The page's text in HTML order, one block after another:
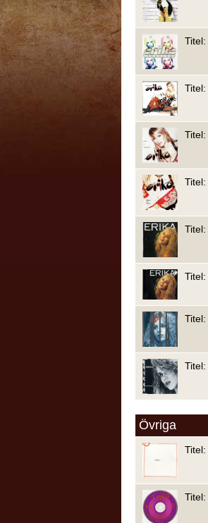
Titel:
Titel:
Titel:
Titel:
Titel:
Titel:
Titel:
Titel:
Övriga
Titel:
Titel: